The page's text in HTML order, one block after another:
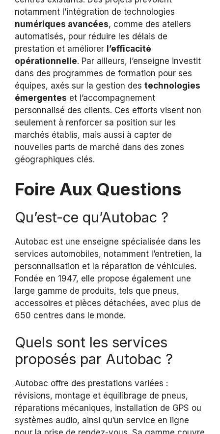
notamment l’intégration de technologies
numériques avancées, comme des ateliers
automatisés, pour réduire les délais de
prestation et améliorer l’efficacité
opérationnelle. Par ailleurs, l’enseigne investit
dans des programmes de formation pour ses
équipes, axés sur la gestion des technologies
émergentes et l’accompagnement
personnalisé des clients. Ces efforts visent non
seulement à renforcer sa position sur les
marchés établis, mais aussi à capter de
nouvelles parts de marché dans des zones
géographiques clés.
Foire Aux Questions
Qu’est-ce qu’Autobac ?
Autobac est une enseigne spécialisée dans les
services automobiles, notamment l’entretien, la
personnalisation et la réparation de véhicules.
Fondée en 1947, elle propose également une
large gamme de produits, tels que pneus,
accessoires et pièces détachées, avec plus de
650 centres dans le monde.
Quels sont les services
proposés par Autobac ?
Autobac offre des prestations variées :
révisions, montage et équilibrage de pneus,
réparations mécaniques, installation de GPS ou
systèmes audio, ainsi qu’un service en ligne